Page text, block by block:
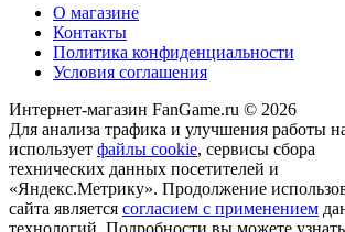
О магазине
Контакты
Политика конфиденциальности
Условия соглашения
Интернет-магазин FanGame.ru © 2026
Для анализа трафика и улучшения работы
использует файлы cookie, сервисы сбора
технических данных посетителей и
«Яндекс.Метрику». Продолжение
сайта является согласием с применением
технологий. Подробности вы можете